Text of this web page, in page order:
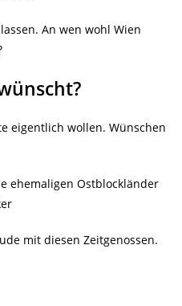
An wen wohl Wien
eigentlich wollen. Wünschen
ehemaligen Ostblockländer
mit diesen Zeitgenossen.